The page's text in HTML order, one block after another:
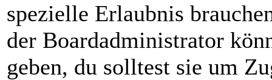
spezielle Erlaubnis
der Boardadministrator
geben, du solltest sie um